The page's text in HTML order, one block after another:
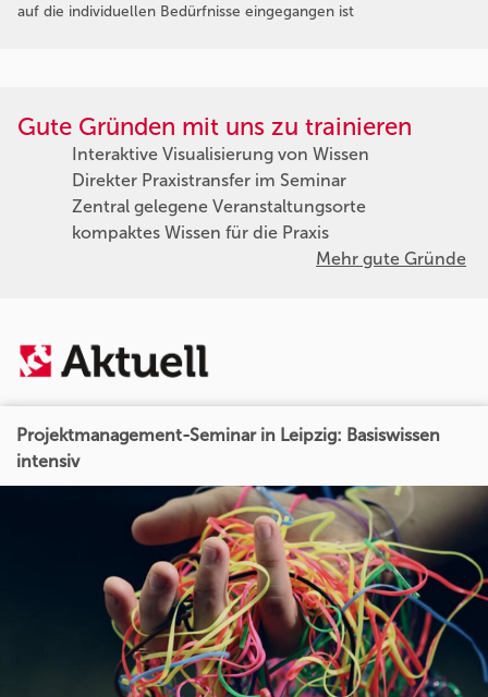
auf die individuellen Bedürfnisse eingegangen ist
Gute Gründen mit uns zu trainieren
Interaktive Visualisierung von Wissen
Direkter Praxistransfer im Seminar
Zentral gelegene Veranstaltungsorte
kompaktes Wissen für die Praxis
Mehr gute Gründe
Projektmanagement-Seminar in Leipzig: Basiswissen
intensiv